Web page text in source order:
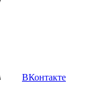
ВКонтакте